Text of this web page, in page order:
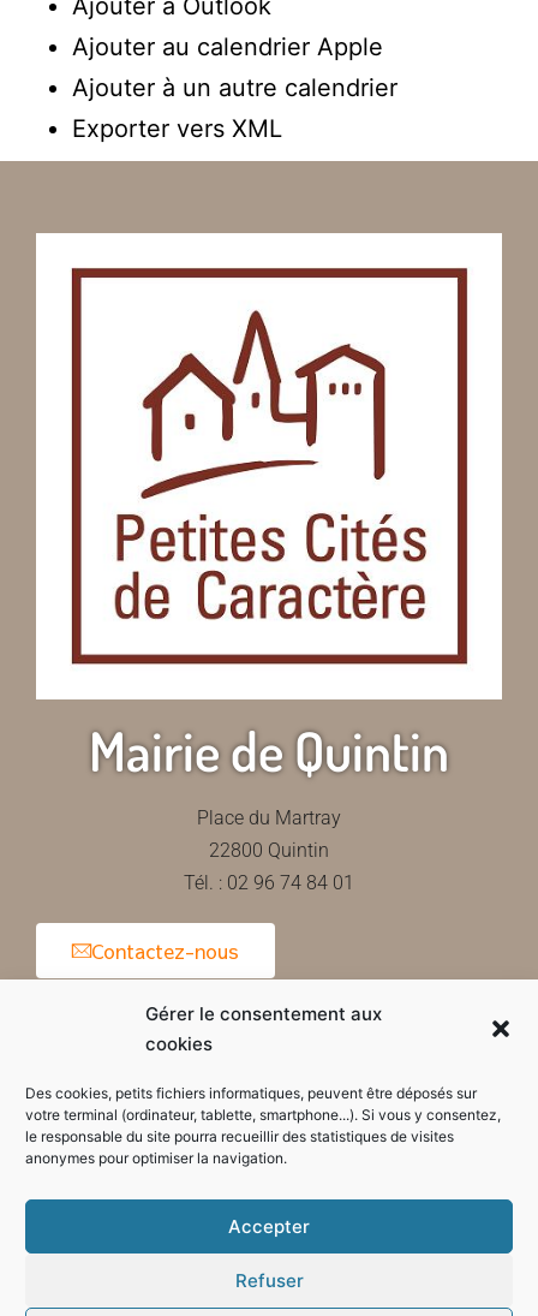
Gérer le consentement aux
cookies
Des cookies, petits fichiers informatiques, peuvent être déposés sur
votre terminal (ordinateur, tablette, smartphone...). Si vous y consentez,
le responsable du site pourra recueillir des statistiques de visites
anonymes pour optimiser la navigation.
Accepter
Refuser
Ajouter à Outlook
Ajouter au calendrier Apple
Ajouter à un autre calendrier
Exporter vers XML
Mairie de Quintin
Place du Martray
22800 Quintin
Tél. : 02 96 74 84 01
Contactez-nous
Horaires d'ouverture de la mairie